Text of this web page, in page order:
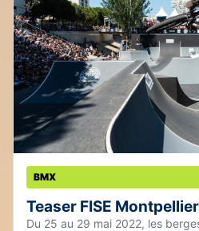
BMX
Teaser FISE
Du 25 au 29 mai 2022, les